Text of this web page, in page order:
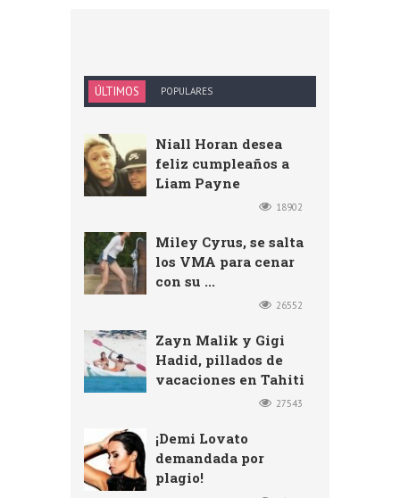
ÚLTIMOS POPULARES
Niall Horan desea
feliz cumpleaños a
Liam Payne
18902
Miley Cyrus, se salta
los VMA para cenar
con su ...
26552
Zayn Malik y Gigi
Hadid, pillados de
vacaciones en Tahiti
27543
¡Demi Lovato
demandada por
plagio!